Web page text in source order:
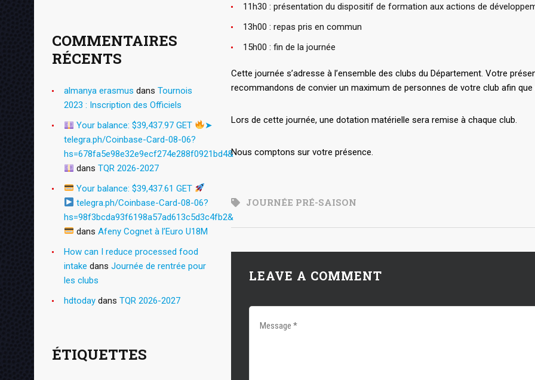
11h30 : présentation du dispositif de formation aux actions de
13h00 : repas pris en commun
15h00 : fin de la journée
Cette journée s’adresse à l’ensemble des clubs du Département. Votre
recommandons de convier un maximum de personnes de votre club afin
Lors de cette journée, une dotation matérielle sera remise à chaque club.
Nous comptons sur votre présence.
JOURNÉE PRÉ-SAISON
LEAVE A COMMENT
COMMENTAIRES
RÉCENTS
almanya erasmus dans Tournois
2023 : Inscription des Officiels
Your balance: $39,437.97 GET
➤
telegra.ph/Coinbase-Card-08-06?
hs=678fa5e98e32e9ecf274e288f0921bd4&
dansTQR 2026-2027
Your balance: $39,437.61 GET
telegra.ph/Coinbase-Card-08-06?
hs=98f3bcda93f6198a57ad613c5d3c4fb2&
dansAfeny Cognet à l’Euro U18M
How can I reduce processed food
intake dans Journée de rentrée pour
les clubs
hdtoday dans TQR 2026-2027
ÉTIQUETTES